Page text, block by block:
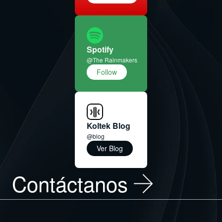
Spotify
@The Rainmakers
Follow
Koltek Blog
@blog
Ver Blog
Contáctanos